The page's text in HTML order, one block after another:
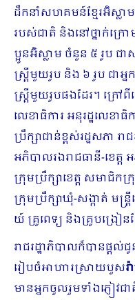
ដឹកនាំសហគមន៍​ខ្មែរអ៊ិស្លា
របស់ជាតិ និងនៅថ្នាក់ក្រោ
ប្អូនអ៊ិស្លាម ចំនួន ៥ រូប ជ
ស្ត្រីមួយរូប​ និង ៦ រូប ជាអ្
ស្ត្រីមួយរូបផងដែរ។ ក្រៅពី
លេខាធិការ អនុរដ្ឋលេខាធិ
ប្រឹក្សាជាន់ខ្ពស់រដ្ឋសភា រ
អភិបាលរងរាជធានី-ខេត្
ក្រុមប្រឹក្សាខេត្ត សមាជិ
ក្រុមប្រឹក្សាឃុំ-សង្កាត់ មន្
យ៍ គ្រូពេទ្យ និងគ្រូបង្រៀនខ្
រាជរដ្ឋាភិបាលក៏​បានផ្តល់
រៀបចំអាហារស្រាយបួសរ៉
មានអ្នកចូលរួមទាំងភ្ញៀវ